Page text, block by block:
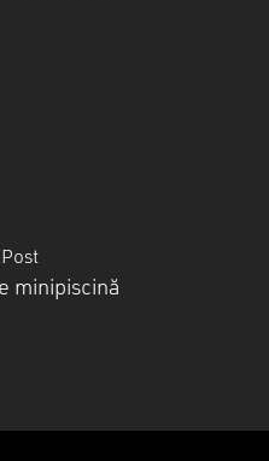
minipiscină